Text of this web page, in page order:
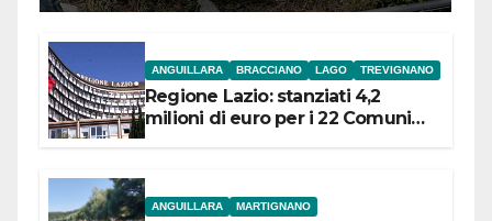
ANGUILLARA BRACCIANO LAGO TREVIGNANO
Regione Lazio: stanziati 4,2
milioni di euro per i 22 Comuni
ANGUILLARA MARTIGNANO